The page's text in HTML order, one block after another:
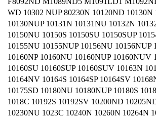
WD 10302 NUP 80230N 10120ND 10130N
10130NUP 10131N 10131NU 10132N
10150NU 10150S 10150SU 10150SUP
10155NU 10155NUP 10156NU 10156NUP
10160NP 10160NU 10160NUP 10160NUV
10160SU 10160SUP 10160SUV 10163N
10164NV 10164S 10164SP 10164SV
10175SD 10180NU 10180NUP 10180S
1018C 10192S 10192SV 10200ND
10230NU 1023C 10240N 10260N 10264N